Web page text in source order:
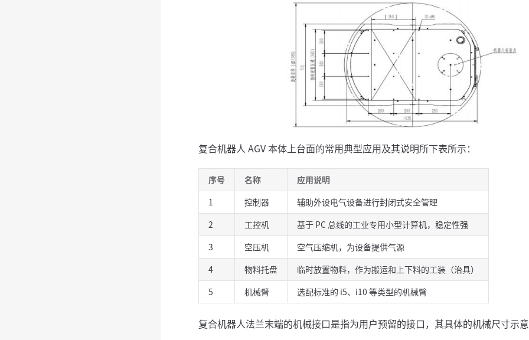
复合机器人 AGV 本体上台面的常用典型应用及其说明所下表所示：
序号 名称
应用说明
1
控制器
辅助外设电气设备进行封闭式安全管理
2
工控机
基于 PC 总线的工业专用小型计算机，稳定性强
3
空压机
空气压缩机，为设备提供气源
4
物料托盘
临时放置物料，作为搬运和上下料的工装（治具）
5
机械臂 选配标准的 i5、i10 等类型的机械臂
复合机器人法兰末端的机械接口是指为用户预留的接口，其具体的机械尺寸示